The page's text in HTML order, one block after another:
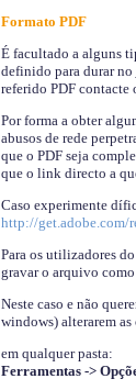
Formato PDF
É facultado a alguns
definido para durar no
referido PDF contacte
Por forma a obter
abusos de rede
que o PDF seja
que o link directo a
Caso experimente
http://get.adobe.com/
Para os utilizadores do
gravar o arquivo como
Neste caso e não
windows) alterarem
em qualquer pasta:
Ferramentas ->